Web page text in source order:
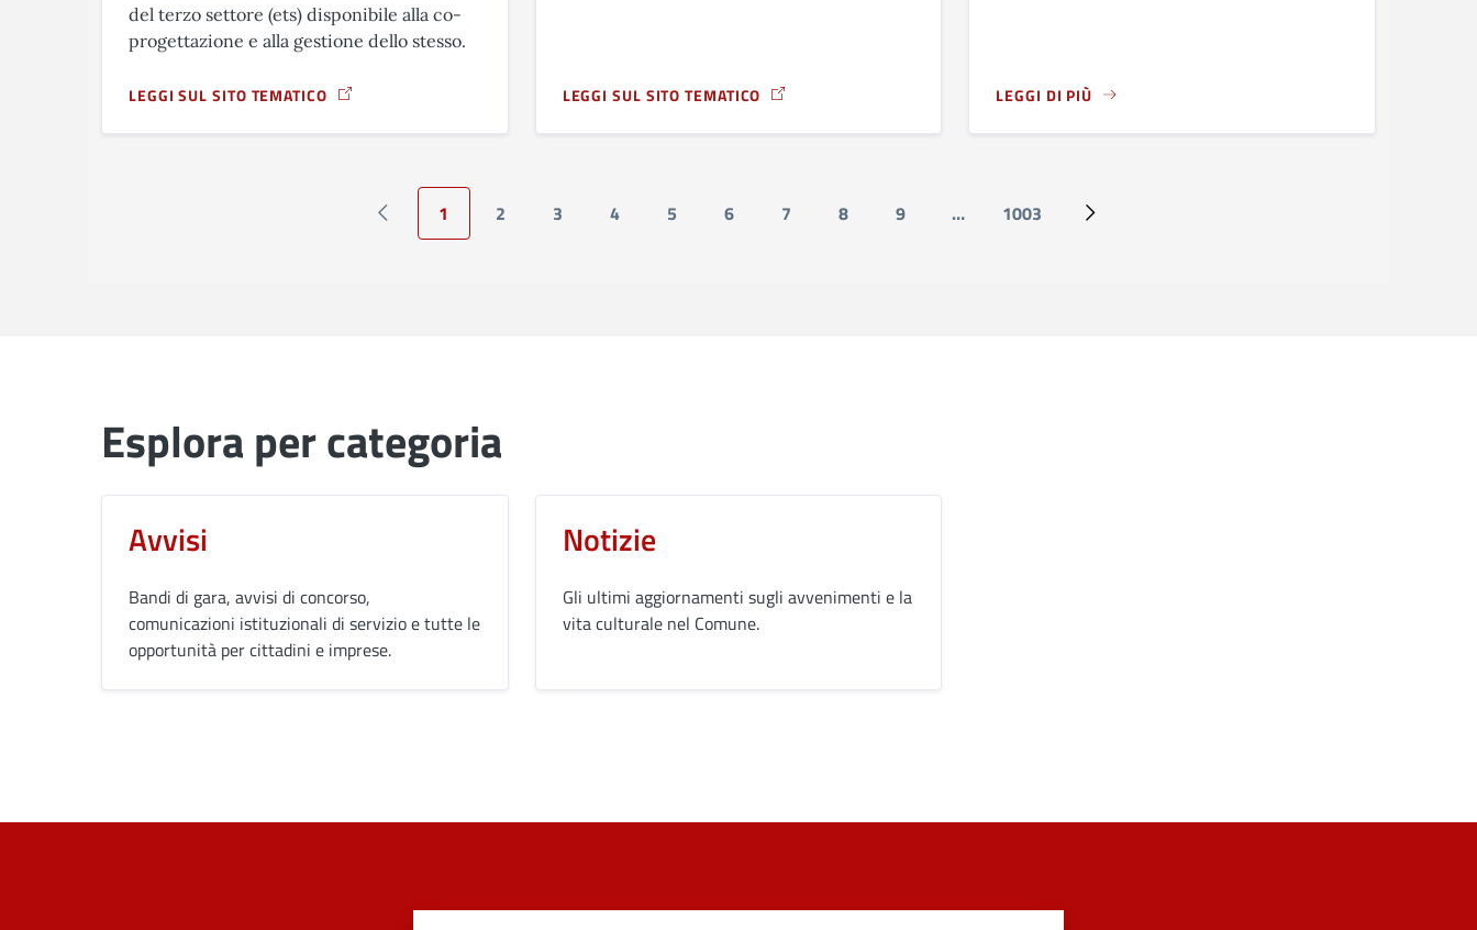
del terzo settore (ets) disponibile alla co-
progettazione e alla gestione dello stesso.
LEGGI SUL SITO TEMATICO
A PROPOSITO DI “CAMPO DI CALCIO NICCOLO’ GALLI – “LA TRAVE” - AVVISO CO-PROGETTAZIONE - GESTIONE INTEGRATA 2027-2034
LEGGI SUL SITO TEMATICO
A PROPOSITO DI FORNITURA LIBRI DI TESTO SCUOLA PRIMARIA A.S. 2026-2027
LEGGI DI PIÙ
A PROPOSITO DI PIAZZA SAN MARCO: LAVORI PER POSA DEL
Pagina precedente
Pagina attuale
1
Page
2
Page
3
Page
4
Page
5
Page
6
Page
7
Page
8
Page
9 …
Ultima pagina
1003
Pagina successiva
Esplora per categoria
Avvisi
Bandi di gara, avvisi di concorso,
comunicazioni istituzionali di servizio e tutte le
opportunità per cittadini e imprese.
Notizie
Gli ultimi aggiornamenti sugli avvenimenti e la
vita culturale nel Comune.